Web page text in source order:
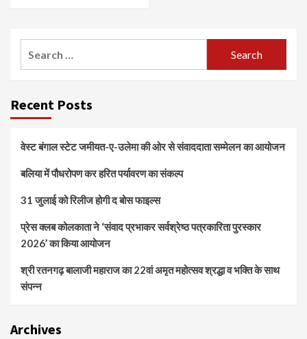
Recent Posts
वेस्ट बंगाल स्टेट जमीयत-ए-उलेमा की ओर से संवाददाता सम्मेलन का आयोजन
बलिया में पौधरोपण कर हरित पर्यावरण का संकल्प
31 जुलाई को रिलीज होगी द बोस फाइल्स
प्रेस क्लब कोलकाता ने ‘संवाद प्रभाकर सर्वश्रेष्ठ पत्रकारिता पुरस्कार
2026’ का किया आयोजन
श्री रतनगढ़ बालाजी महाराज का 22वां अमृत महोत्सव श्रद्धा व भक्ति के साथ
संपन्न
Archives